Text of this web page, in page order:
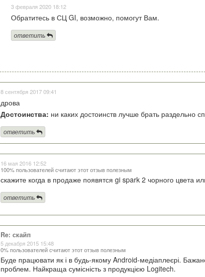
3 февраля 2020 18:12
Обратитесь в СЦ GI, возможно, помогут Вам.
ответить
8 сентября 2017 09:41
дрова
Достоинства: ни каких достоинств лучше брать раздельно
ответить
16 мая 2016 12:52
100% пользователей считают этот отзыв полезным
скажите когда в продаже появятся gi spark 2 чорного цвета
ответить
Re: скайп
5 декабря 2015 15:48
0% пользователей считают этот отзыв полезным
Буде працювати як і в будь-якому Android-медіаплеєрі.
проблем. Найкраща сумісність з продукцією Logitech.